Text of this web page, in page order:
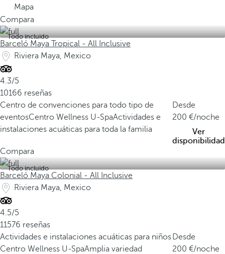
Mapa
Compara
Todo incluido
Barceló Maya Tropical - All Inclusive
Riviera Maya, Mexico
4.3/5
10166 reseñas
Centro de convenciones para todo tipo de
eventosCentro Wellness U-SpaActividades e
instalaciones acuáticas para toda la familia
Desde
200
/noche
Ver
disponibilidad
Compara
Todo incluido
Barceló Maya Colonial - All Inclusive
Riviera Maya, Mexico
4.5/5
11576 reseñas
Actividades e instalaciones acuáticas para niños
Centro Wellness U-SpaAmplia variedad
Desde
200
/noche